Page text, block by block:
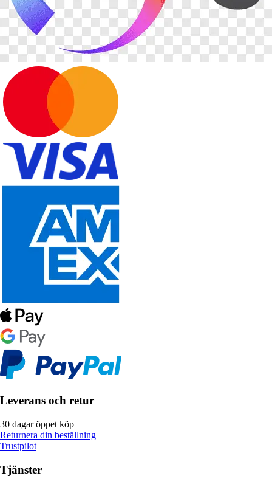
Leverans och retur
30 dagar öppet köp
Returnera din beställning
Trustpilot
Tjänster